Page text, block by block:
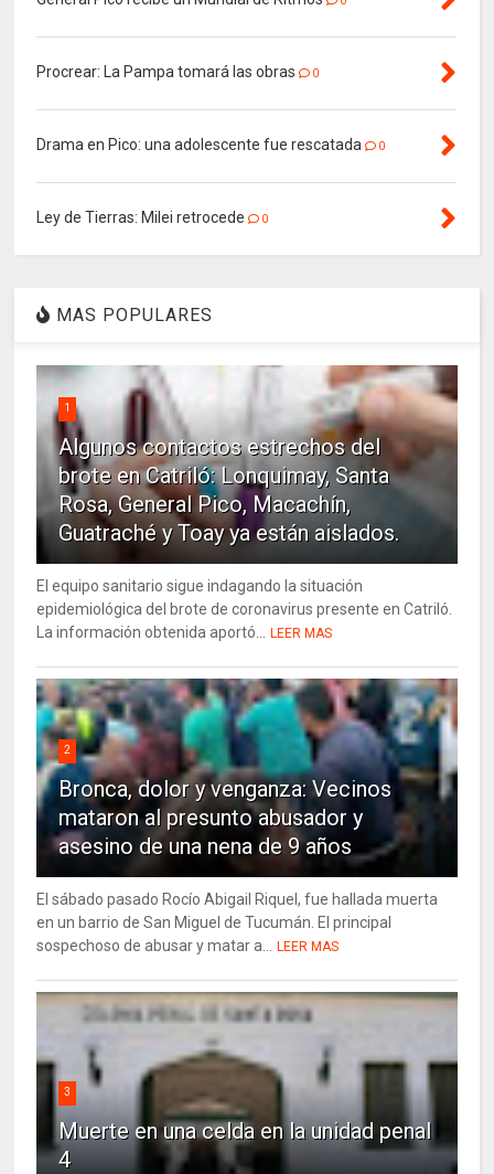
Procrear: La Pampa tomará las obras 0
Drama en Pico: una adolescente fue rescatada 0
Ley de Tierras: Milei retrocede 0
MAS POPULARES
1
Algunos contactos estrechos del
brote en Catriló: Lonquimay, Santa
Rosa, General Pico, Macachín,
Guatraché y Toay ya están aislados.
El equipo sanitario sigue indagando la situación
epidemiológica del brote de coronavirus presente en Catriló.
La información obtenida aportó...
LEER MAS
2
Bronca, dolor y venganza: Vecinos
mataron al presunto abusador y
asesino de una nena de 9 años
El sábado pasado Rocío Abigail Riquel, fue hallada muerta
en un barrio de San Miguel de Tucumán. El principal
sospechoso de abusar y matar a...
LEER MAS
3
Muerte en una celda en la unidad penal
4